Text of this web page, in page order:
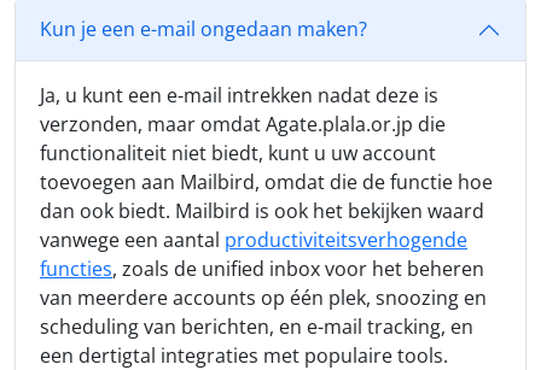
Kun je een e-mail ongedaan maken?
Ja, u kunt een e-mail intrekken nadat deze is
verzonden, maar omdat Agate.plala.or.jp die
functionaliteit niet biedt, kunt u uw account
toevoegen aan Mailbird, omdat die de functie hoe
dan ook biedt. Mailbird is ook het bekijken waard
vanwege een aantal productiviteitsverhogende
functies, zoals de unified inbox voor het beheren
van meerdere accounts op één plek, snoozing en
scheduling van berichten, en e-mail tracking, en
een dertigtal integraties met populaire tools.